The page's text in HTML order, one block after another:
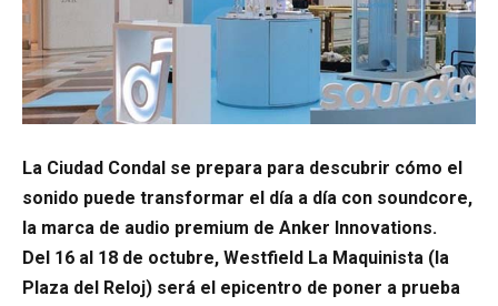
La Ciudad Condal se prepara para descubrir cómo el
sonido puede transformar el día a día con soundcore,
la marca de audio premium de Anker Innovations.
Del 16 al 18 de octubre, Westfield La Maquinista (la
Plaza del Reloj) será el epicentro de poner a prueba